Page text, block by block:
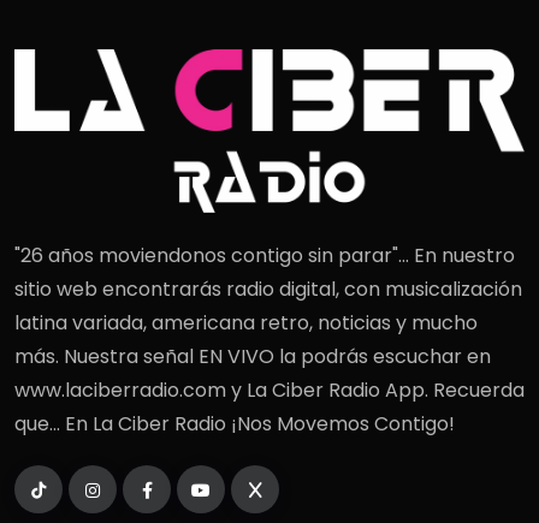
"26 años moviendonos contigo sin parar"... En nuestro
sitio web encontrarás radio digital, con musicalización
latina variada, americana retro, noticias y mucho
más. Nuestra señal EN VIVO la podrás escuchar en
www.laciberradio.com y La Ciber Radio App. Recuerda
que... En La Ciber Radio ¡Nos Movemos Contigo!